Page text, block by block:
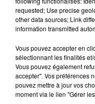
enceinte La
Duchesse
23h au
aux mamans
Publié : 18 mai 2026
requested; Use precise
other data sources; Link
information transmitted
Vous pouvez accepter en
sélectionnant les finalités
Vous pouvez également
accepter". Vos préférences
pouvez mettre à jour vos
moment via le lien "Gérer